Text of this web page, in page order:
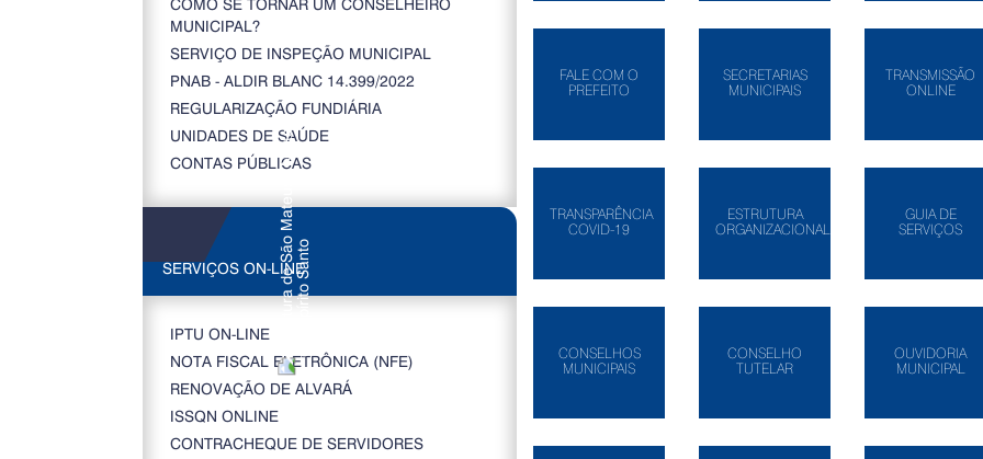
MUNICIPAL?
SERVIÇO DE INSPEÇÃO MUNICIPAL
PNAB - ALDIR BLANC 14.399/2022
REGULARIZAÇÃO FUNDIÁRIA
UNIDADES DE SAÚDE
CONTAS PÚBLICAS
SERVIÇOS ON-LINE
IPTU ON-LINE
NOTA FISCAL ELETRÔNICA (NFE)
RENOVAÇÃO DE ALVARÁ
ISSQN ONLINE
CONTRACHEQUE DE SERVIDORES
FALE COM O
PREFEITO
SECRETARIAS
MUNICIPAIS
TRANSMISSÃO
ONLINE
TRANSPARÊNCIA
COVID-19
ESTRUTURA
ORGANIZACIONAL
GUIA DE
SERVIÇOS
CONSELHOS
MUNICIPAIS
CONSELHO
TUTELAR
OUVIDORIA
MUNICIPAL